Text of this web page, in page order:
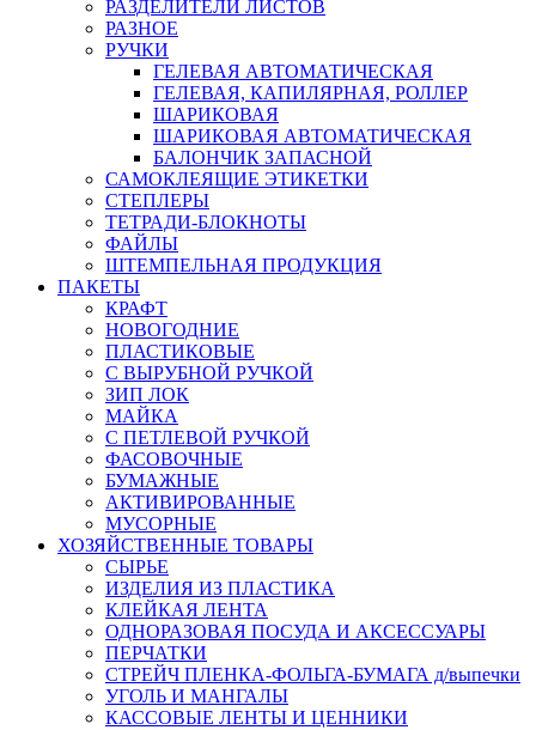
РАЗДЕЛИТЕЛИ ЛИСТОВ
РАЗНОЕ
РУЧКИ
ГЕЛЕВАЯ АВТОМАТИЧЕСКАЯ
ГЕЛЕВАЯ, КАПИЛЯРНАЯ, РОЛЛЕР
ШАРИКОВАЯ
ШАРИКОВАЯ АВТОМАТИЧЕСКАЯ
БАЛОНЧИК ЗАПАСНОЙ
САМОКЛЕЯЩИЕ ЭТИКЕТКИ
СТЕПЛЕРЫ
ТЕТРАДИ-БЛОКНОТЫ
ФАЙЛЫ
ШТЕМПЕЛЬНАЯ ПРОДУКЦИЯ
ПАКЕТЫ
КРАФТ
НОВОГОДНИЕ
ПЛАСТИКОВЫЕ
С ВЫРУБНОЙ РУЧКОЙ
ЗИП ЛОК
МАЙКА
С ПЕТЛЕВОЙ РУЧКОЙ
ФАСОВОЧНЫЕ
БУМАЖНЫЕ
АКТИВИРОВАННЫЕ
МУСОРНЫЕ
ХОЗЯЙСТВЕННЫЕ ТОВАРЫ
СЫРЬЕ
ИЗДЕЛИЯ ИЗ ПЛАСТИКА
КЛЕЙКАЯ ЛЕНТА
ОДНОРАЗОВАЯ ПОСУДА И АКСЕССУАРЫ
ПЕРЧАТКИ
СТРЕЙЧ ПЛЕНКА-ФОЛЬГА-БУМАГА д/выпечки
УГОЛЬ И МАНГАЛЫ
КАССОВЫЕ ЛЕНТЫ И ЦЕННИКИ